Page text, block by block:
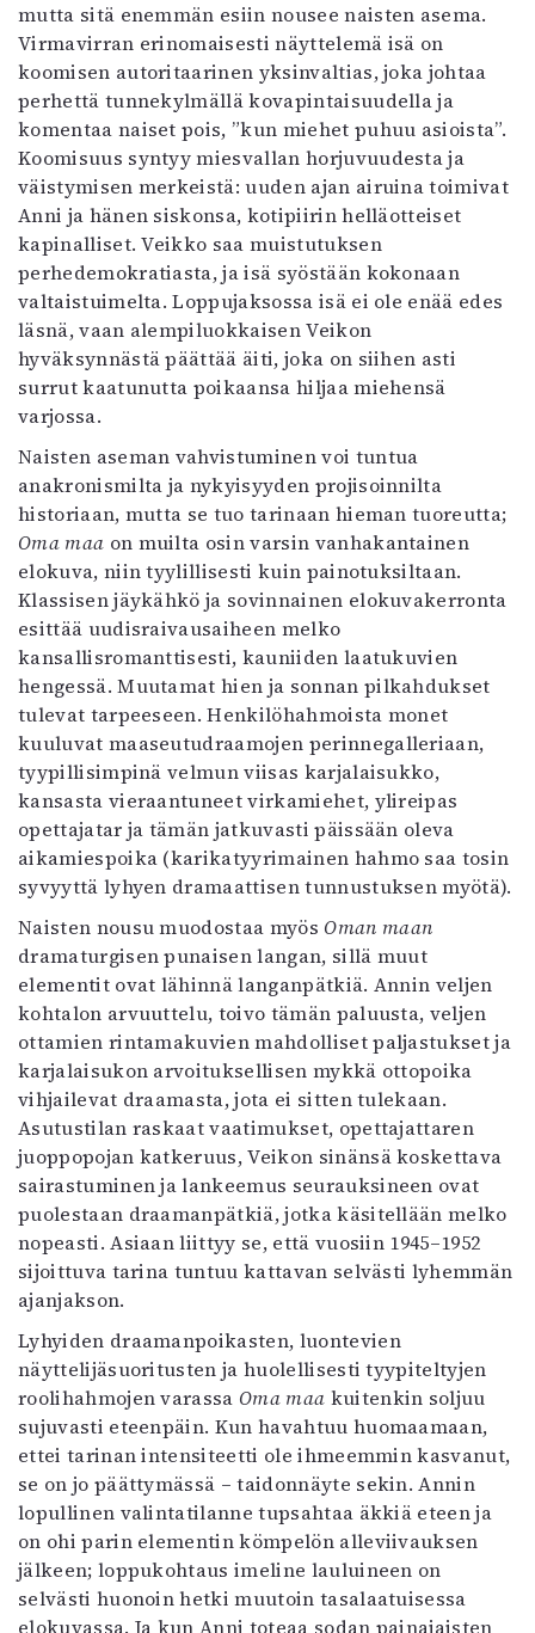
mutta sitä enemmän esiin nousee naisten asema.
Virmavirran erinomaisesti näyttelemä isä on
koomisen autoritaarinen yksinvaltias, joka johtaa
perhettä tunnekylmällä kovapintaisuudella ja
komentaa naiset pois, ”kun miehet puhuu asioista”.
Koomisuus syntyy miesvallan horjuvuudesta ja
väistymisen merkeistä: uuden ajan airuina toimivat
Anni ja hänen siskonsa, kotipiirin helläotteiset
kapinalliset. Veikko saa muistutuksen
perhedemokratiasta, ja isä syöstään kokonaan
valtaistuimelta. Loppujaksossa isä ei ole enää edes
läsnä, vaan alempiluokkaisen Veikon
hyväksynnästä päättää äiti, joka on siihen asti
surrut kaatunutta poikaansa hiljaa miehensä
varjossa.
Naisten aseman vahvistuminen voi tuntua
anakronismilta ja nykyisyyden projisoinnilta
historiaan, mutta se tuo tarinaan hieman tuoreutta;
Oma maa on muilta osin varsin vanhakantainen
elokuva, niin tyylillisesti kuin painotuksiltaan.
Klassisen jäykähkö ja sovinnainen elokuvakerronta
esittää uudisraivausaiheen melko
kansallisromanttisesti, kauniiden laatukuvien
hengessä. Muutamat hien ja sonnan pilkahdukset
tulevat tarpeeseen. Henkilöhahmoista monet
kuuluvat maaseutudraamojen perinnegalleriaan,
tyypillisimpinä velmun viisas karjalaisukko,
kansasta vieraantuneet virkamiehet, ylireipas
opettajatar ja tämän jatkuvasti päissään oleva
aikamiespoika (karikatyyrimainen hahmo saa tosin
syvyyttä lyhyen dramaattisen tunnustuksen myötä).
Naisten nousu muodostaa myös Oman maan
dramaturgisen punaisen langan, sillä muut
elementit ovat lähinnä langanpätkiä. Annin veljen
kohtalon arvuuttelu, toivo tämän paluusta, veljen
ottamien rintamakuvien mahdolliset paljastukset ja
karjalaisukon arvoituksellisen mykkä ottopoika
vihjailevat draamasta, jota ei sitten tulekaan.
Asutustilan raskaat vaatimukset, opettajattaren
juoppopojan katkeruus, Veikon sinänsä koskettava
sairastuminen ja lankeemus seurauksineen ovat
puolestaan draamanpätkiä, jotka käsitellään melko
nopeasti. Asiaan liittyy se, että vuosiin 1945–1952
sijoittuva tarina tuntuu kattavan selvästi lyhemmän
ajanjakson.
Lyhyiden draamanpoikasten, luontevien
näyttelijäsuoritusten ja huolellisesti tyypiteltyjen
roolihahmojen varassa Oma maa kuitenkin soljuu
sujuvasti eteenpäin. Kun havahtuu huomaamaan,
ettei tarinan intensiteetti ole ihmeemmin kasvanut,
se on jo päättymässä – taidonnäyte sekin. Annin
lopullinen valintatilanne tupsahtaa äkkiä eteen ja
on ohi parin elementin kömpelön alleviivauksen
jälkeen; loppukohtaus imeline lauluineen on
selvästi huonoin hetki muutoin tasalaatuisessa
elokuvassa. Ja kun Anni toteaa sodan painajaisten